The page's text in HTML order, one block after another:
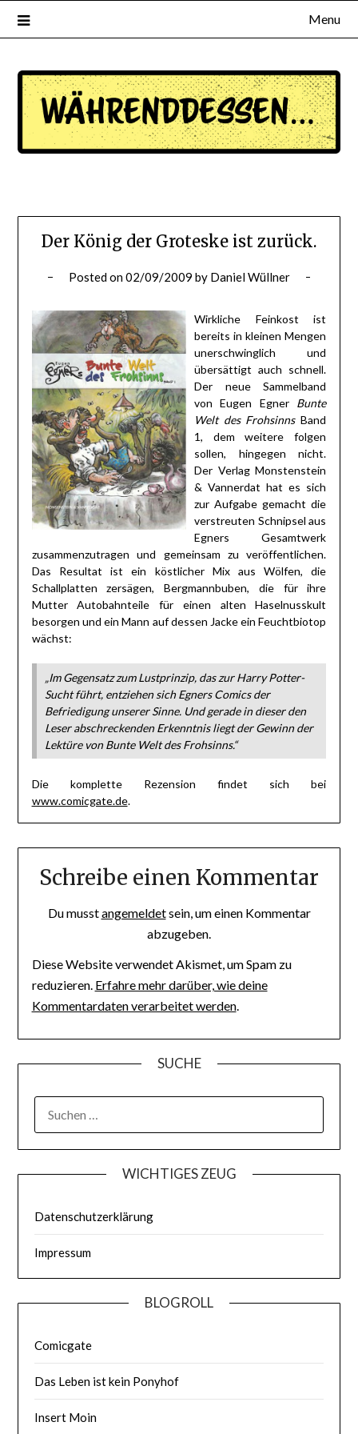
Menu
Der König der Groteske ist zurück.
Posted on02/09/2009 by Daniel Wüllner
Wirkliche Feinkost ist
bereits in kleinen Mengen
unerschwinglich und
übersättigt auch schnell.
Der neue Sammelband
von Eugen Egner Bunte
Welt des FrohsinnsBand
1, dem weitere folgen
sollen, hingegen nicht.
Der Verlag Monstenstein
& Vannerdat hat es sich
zur Aufgabe gemacht die
verstreuten Schnipsel aus
Egners Gesamtwerk
zusammenzutragen und gemeinsam zu veröffentlichen.
Das Resultat ist ein köstlicher Mix aus Wölfen, die
Schallplatten zersägen, Bergmannbuben, die für ihre
Mutter Autobahnteile für einen alten Haselnusskult
besorgen und ein Mann auf dessen Jacke ein Feuchtbiotop
wächst:
„Im Gegensatz zum Lustprinzip, das zurHarry Potter-
Sucht führt, entziehen sich Egners Comics der
Befriedigung unserer Sinne. Und gerade in dieser den
Leser abschreckenden Erkenntnis liegt der Gewinn der
Lektüre vonBunte Welt des Frohsinns.“
Die komplette Rezension findet sich bei
www.comicgate.de.
Schreibe einen Kommentar
Du musstangemeldetsein, um einen Kommentar
abzugeben.
Diese Website verwendet Akismet, um Spam zu
reduzieren. Erfahre mehr darüber, wie deine
Kommentardaten verarbeitet werden.
SUCHE
WICHTIGES ZEUG
Datenschutzerklärung
Impressum
BLOGROLL
Comicgate
Das Leben ist kein Ponyhof
Insert Moin